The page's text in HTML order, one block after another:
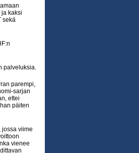
kaksi
sekä
palveluksia.
parempi,
sarjan
ettei
päiten
jossa viime
vienee